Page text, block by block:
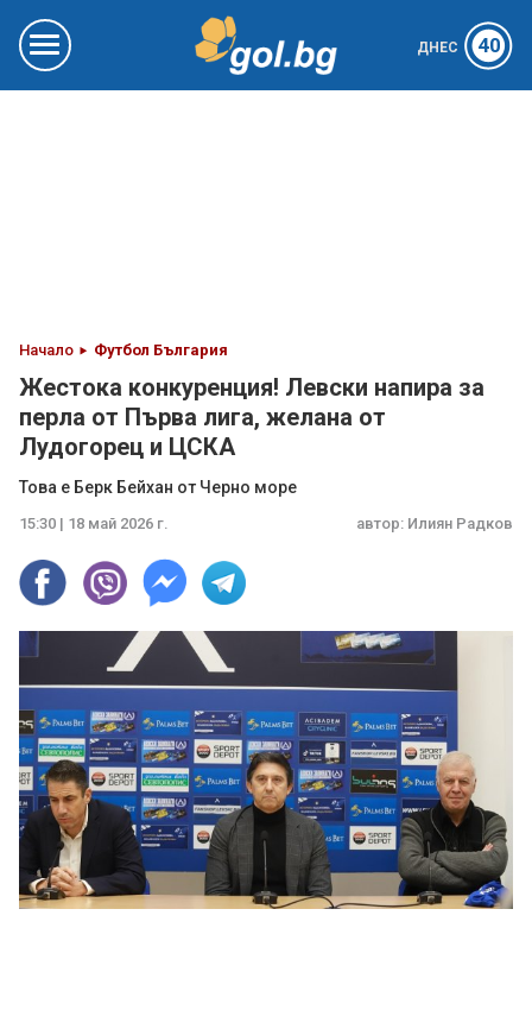
ДНЕС 40
Начало Футбол България
Жестока конкуренция! Левски напира за
перла от Първа лига, желана от
Лудогорец и ЦСКА
Това е Берк Бейхан от Черно море
15:30 | 18 май 2026 г. автор: Илиян Радков